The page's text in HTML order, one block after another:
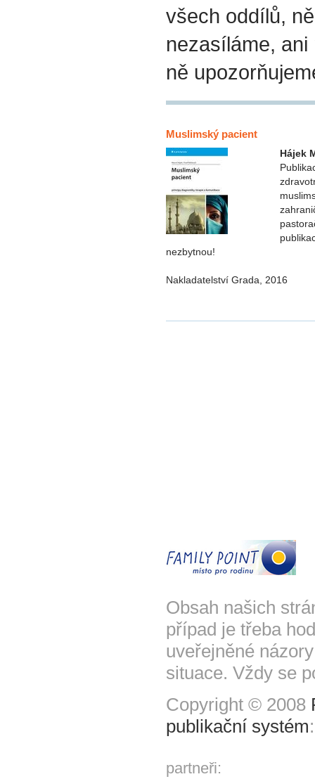
všech oddílů,
nezasíláme,
ně
Muslimský pacient
Hájek
nezbytnou!
Nakladatelství Grada, 2016
Obsah našich
případ je třeba
uveřejněné
situace. Vždy se
Copyright © 2008
publikační systém
partneři: